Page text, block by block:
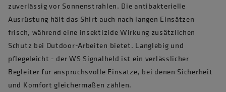
zuverlässig vor Sonnenstrahlen. Die antibakterielle
Ausrüstung hält das Shirt auch nach langen Einsätzen
frisch, während eine insektizide Wirkung zusätzlichen
Schutz bei Outdoor-Arbeiten bietet. Langlebig und
pflegeleicht - der WS Signalheld ist ein verlässlicher
Begleiter für anspruchsvolle Einsätze, bei denen Sicherheit
und Komfort gleichermaßen zählen.